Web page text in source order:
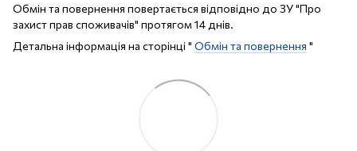
Обмін та повернення повертається відповідно до ЗУ "Про
захист прав споживачів" протягом 14 днів.
Детальна інформація на сторінці " Обмін та повернення "